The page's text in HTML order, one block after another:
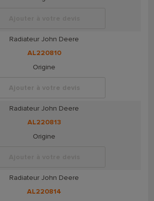
Radiateur John Deere
AL220810
Origine
Ajouter à votre devis
Radiateur John Deere
AL220813
Origine
Radiateur John Deere
AL220814